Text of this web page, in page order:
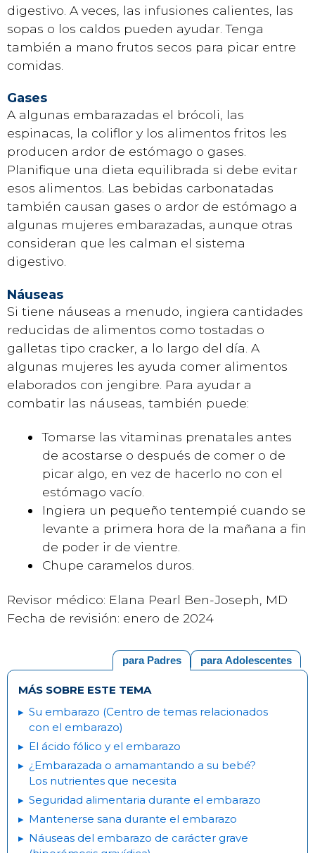
digestivo. A veces, las infusiones calientes, las
sopas o los caldos pueden ayudar. Tenga
también a mano frutos secos para picar entre
comidas.
Gases
A algunas embarazadas el brócoli, las
espinacas, la coliflor y los alimentos fritos les
producen ardor de estómago o gases.
Planifique una dieta equilibrada si debe evitar
esos alimentos. Las bebidas carbonatadas
también causan gases o ardor de estómago a
algunas mujeres embarazadas, aunque otras
consideran que les calman el sistema
digestivo.
Náuseas
Si tiene náuseas a menudo, ingiera cantidades
reducidas de alimentos como tostadas o
galletas tipo cracker, a lo largo del día. A
algunas mujeres les ayuda comer alimentos
elaborados con jengibre. Para ayudar a
combatir las náuseas, también puede:
Tomarse las vitaminas prenatales antes
de acostarse o después de comer o de
picar algo, en vez de hacerlo no con el
estómago vacío.
Ingiera un pequeño tentempié cuando se
levante a primera hora de la mañana a fin
de poder ir de vientre.
Chupe caramelos duros.
Revisor médico: Elana Pearl Ben-Joseph, MD
Fecha de revisión: enero de 2024
para Adolescentes
para Padres
MÁS SOBRE ESTE TEMA
Su embarazo (Centro de temas relacionados
con el embarazo)
El ácido fólico y el embarazo
¿Embarazada o amamantando a su bebé?
Los nutrientes que necesita
Seguridad alimentaria durante el embarazo
Mantenerse sana durante el embarazo
Náuseas del embarazo de carácter grave